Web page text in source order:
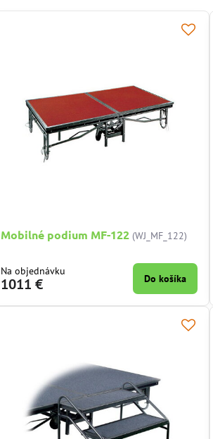
Mobilné podium MF-122 (WJ_MF_122)
Na objednávku
1011 € Do košíka